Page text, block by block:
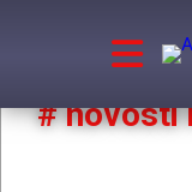
# novosti